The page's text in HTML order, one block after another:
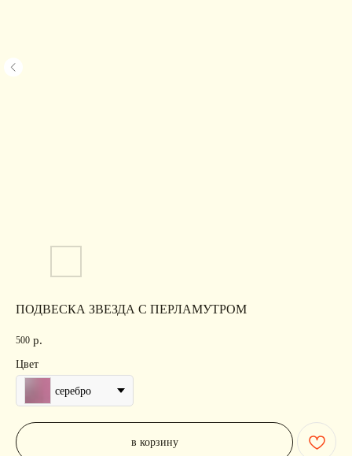
ПОДВЕСКА ЗВЕЗДА С ПЕРЛАМУТРОМ
500 р.
Цвет
серебро
в корзину